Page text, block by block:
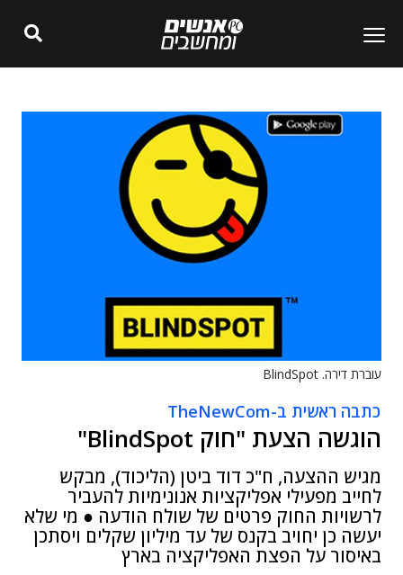
עוברת דירה. BlindSpot
כתבה ראשית ב-TheNewCom
הוגשה הצעת "חוק BlindSpot"
מגיש ההצעה, ח"כ דוד ביטן (הליכוד), מבקש
לחייב מפעילי אפליקציות אנונימיות להעביר
לרשויות החוק פרטים של שולח הודעה ● מי שלא
יעשה כן יחויב בקנס של עד מיליון שקלים ויסתכן
באיסור על הפצת האפליקציה בארץ